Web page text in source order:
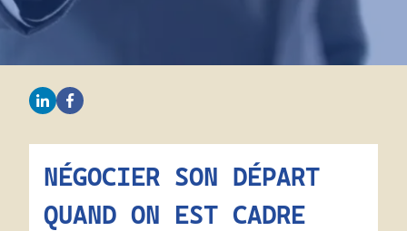
NÉGOCIER SON DÉPART
QUAND ON EST CADRE